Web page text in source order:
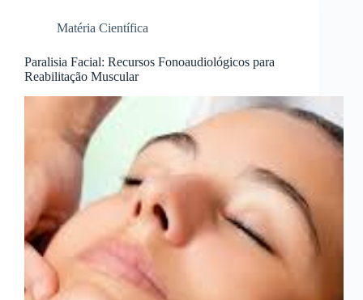
Matéria Científica
Paralisia Facial: Recursos Fonoaudiológicos para
Reabilitação Muscular